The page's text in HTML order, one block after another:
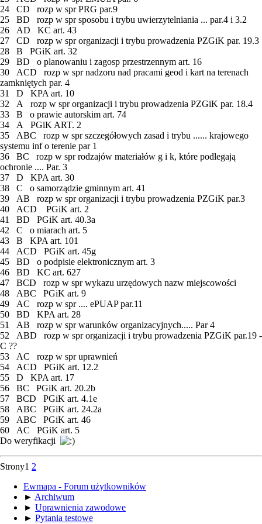
24 CD rozp w spr PRG par.9
25 BD rozp w spr sposobu i trybu uwierzytelniania ... par.4 i 3.2
26 AD KC art. 43
27 CD rozp w spr organizacji i trybu prowadzenia PZGiK par. 19.3
28 B PGiK art. 32
29 BD o planowaniu i zagosp przestrzennym art. 16
30 ACD rozp w spr nadzoru nad pracami geod i kart na terenach
zamkniętych par. 4
31 D KPA art. 10
32 A rozp w spr organizacji i trybu prowadzenia PZGiK par. 18.4
33 B o prawie autorskim art. 74
34 A PGiK ART. 2
35 ABC rozp w spr szczegółowych zasad i trybu ...... krajowego
systemu inf o terenie par 1
36 BC rozp w spr rodzajów materiałów g i k, które podlegają
ochronie .... Par. 3
37 D KPA art. 30
38 C o samorządzie gminnym art. 41
39 AB rozp w spr organizacji i trybu prowadzenia PZGiK par.3
40 ACD PGiK art. 2
41 BD PGiK art. 40.3a
42 C o miarach art. 5
43 B KPA art. 101
44 ACD PGiK art. 45g
45 BD o podpisie elektronicznym art. 3
46 BD KC art. 627
47 BCD rozp w spr wykazu urzędowych nazw miejscowości
48 ABC PGiK art. 9
49 AC rozp w spr .... ePUAP par.11
50 BD KPA art. 28
51 AB rozp w spr warunków organizacyjnych..... Par 4
52 ABD rozp w spr organizacji i trybu prowadzenia PZGiK par.19 -
C ??
53 AC rozp w spr uprawnień
54 ACD PGiK art. 12.2
55 D KPA art. 17
56 BC PGiK art. 20.2b
57 BCD PGiK art. 4.1e
58 ABC PGiK art. 24.2a
59 ABC PGiK art. 46
60 AC PGiK art. 5
Do weryfikacji
Strony1 2
Ewmapa - Forum użytkowników
► Archiwum
► Uprawnienia zawodowe
► Pytania testowe